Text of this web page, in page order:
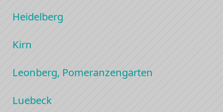
Heidelberg
Kirn
Leonberg, Pomeranzengarten
Luebeck